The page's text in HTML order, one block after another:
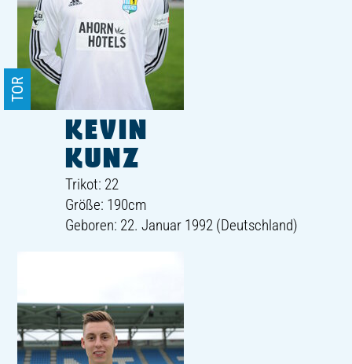
KEVIN
KUNZ
TOR
Trikot: 22
Größe: 190cm
Geboren: 22. Januar 1992 (Deutschland)